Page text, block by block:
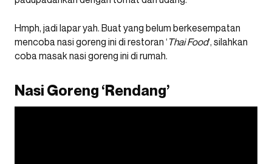
Hmph, jadi lapar yah. Buat yang belum berkesempatan
mencoba nasi goreng ini di restoran ‘ Thai Food‘, silahkan
coba masak nasi goreng ini di rumah.
Nasi Goreng ‘Rendang’